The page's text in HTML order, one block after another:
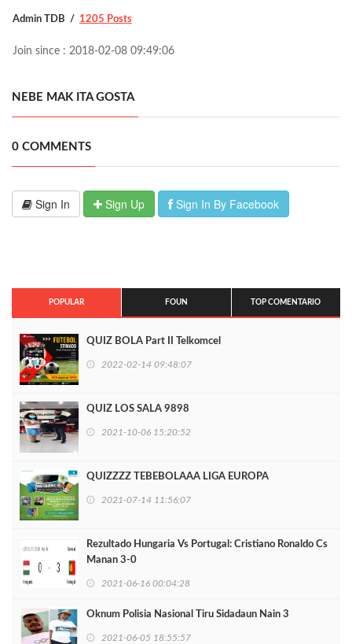
Admin TDB 1205 Posts
Join since : 2018-02-08 09:49:06
NEBE MAK ITA GOSTA
0 COMMENTS
Sign In Sign Up Sign In By Facebook
POPULAR FOUN TOP COMENTARIO
QUIZ BOLA Part II Telkomcel
2022-02-14 09:48:07
QUIZ LOS SALA 9898
2021-10-06 15:20:52
QUIZZZZ TEBEBOLAAA LIGA EUROPA
2021-07-14 11:56:07
Rezultado Hungaria Vs Portugal: Cristiano Ronaldo Cs
Manan 3-0
2021-06-16 00:04:28
Oknum Polisia Nasional Tiru Sidadaun Nain 3
2021-06-05 18:55:57